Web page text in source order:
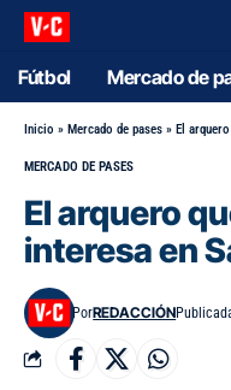
Fútbol Mercado de
Inicio » Mercado de pases » El
MERCADO DE PASES
El arquero
interesa en
PorREDACCIÓN